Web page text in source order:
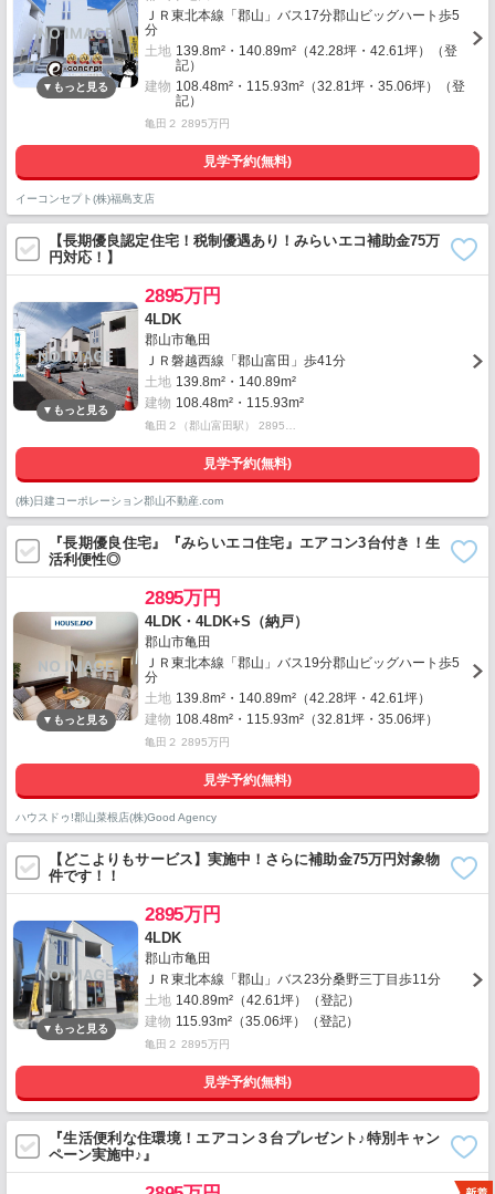
ＪＲ東北本線「郡山」バス17分郡山ビッグハート歩5
分
土地 139.8m²・140.89m²（42.28坪・42.61坪）（登
記）
建物 108.48m²・115.93m²（32.81坪・35.06坪）（登
記）
亀田２ 2895万円
見学予約(無料)
イーコンセプト(株)福島支店
【長期優良認定住宅！税制優遇あり！みらいエコ補助金75万
円対応！】
2895万円
4LDK
郡山市亀田
ＪＲ磐越西線「郡山富田」歩41分
土地 139.8m²・140.89m²
建物 108.48m²・115.93m²
亀田２（郡山富田駅） 2895…
見学予約(無料)
(株)日建コーポレーション郡山不動産.com
『長期優良住宅』『みらいエコ住宅』エアコン3台付き！生
活利便性◎
2895万円
4LDK・4LDK+S（納戸）
郡山市亀田
ＪＲ東北本線「郡山」バス19分郡山ビッグハート歩5
分
土地 139.8m²・140.89m²（42.28坪・42.61坪）
建物 108.48m²・115.93m²（32.81坪・35.06坪）
亀田２ 2895万円
見学予約(無料)
ハウスドゥ!郡山菜根店(株)Good Agency
【どこよりもサービス】実施中！さらに補助金75万円対象物
件です！！
2895万円
4LDK
郡山市亀田
ＪＲ東北本線「郡山」バス23分桑野三丁目歩11分
土地 140.89m²（42.61坪）（登記）
建物 115.93m²（35.06坪）（登記）
亀田２ 2895万円
見学予約(無料)
『生活便利な住環境！エアコン３台プレゼント♪特別キャン
ペーン実施中♪』